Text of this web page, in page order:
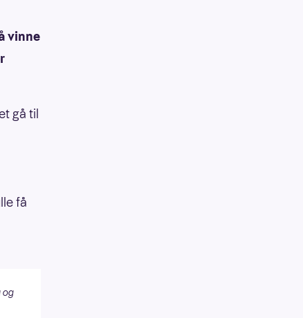
vinne
gå til
få
og